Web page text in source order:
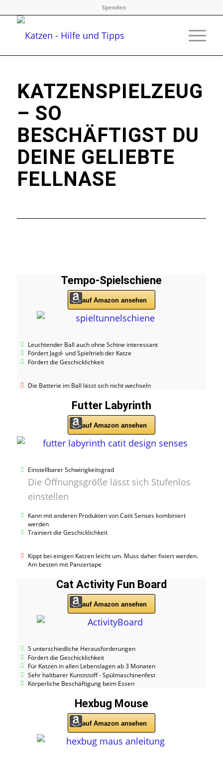
Spenden
KATZENSPIELZEUG
– SO
BESCHÄFTIGST DU
DEINE GELIEBTE
FELLNASE
Tempo-Spielschiene
auf Amazon ansehen
Leuchtender Ball auch ohne Schine interessant
Fördert Jagd- und Spieltrieb der Katze
Fördert die Geschicklichkeit
Die Batterie im Ball lässt sich nicht wechseln
Futter Labyrinth
auf Amazon ansehen
Einstellbarer Schwirigkeitsgrad
Die Öffnungsgröße lässt sich Stufenlos
einstellen
Kann mit anderen Produkten von Catit Senses kombiniert
werden
Trainiert die Geschicklichkeit
Kippt bei einigen Katzen leicht um. Muss daher fixiert werden.
Am besten mit Panzertape
Cat Activity Fun Board
auf Amazon ansehen
5 unterschiedliche Herausforderungen
Fördert die Geschicklichkeit
Für Katzen in allen Lebenslagen ab 3 Monaten
Sehr haltbarer Kunststoff - Spülmaschinenfest
Körperliche Beschäftigung beim Essen
Hexbug Mouse
auf Amazon ansehen